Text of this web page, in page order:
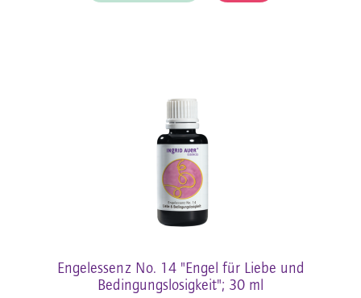
Engelessenz No. 14 "Engel für Liebe und
Bedingungslosigkeit"; 30 ml